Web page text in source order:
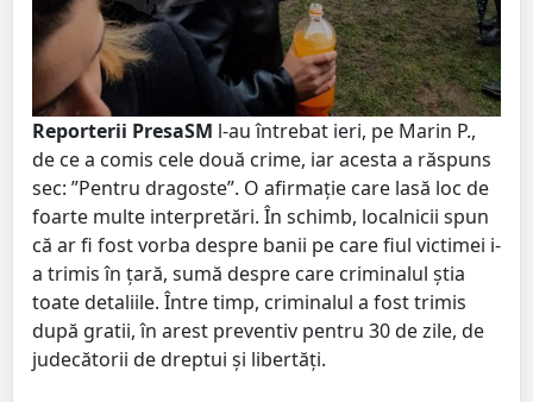
Reporterii PresaSM l-au întrebat ieri, pe Marin P.,
de ce a comis cele două crime, iar acesta a răspuns
sec: ”Pentru dragoste”. O afirmație care lasă loc de
foarte multe interpretări. În schimb, localnicii spun
că ar fi fost vorba despre banii pe care fiul victimei i-
a trimis în țară, sumă despre care criminalul știa
toate detaliile. Între timp, criminalul a fost trimis
după gratii, în arest preventiv pentru 30 de zile, de
judecătorii de dreptui și libertăți.